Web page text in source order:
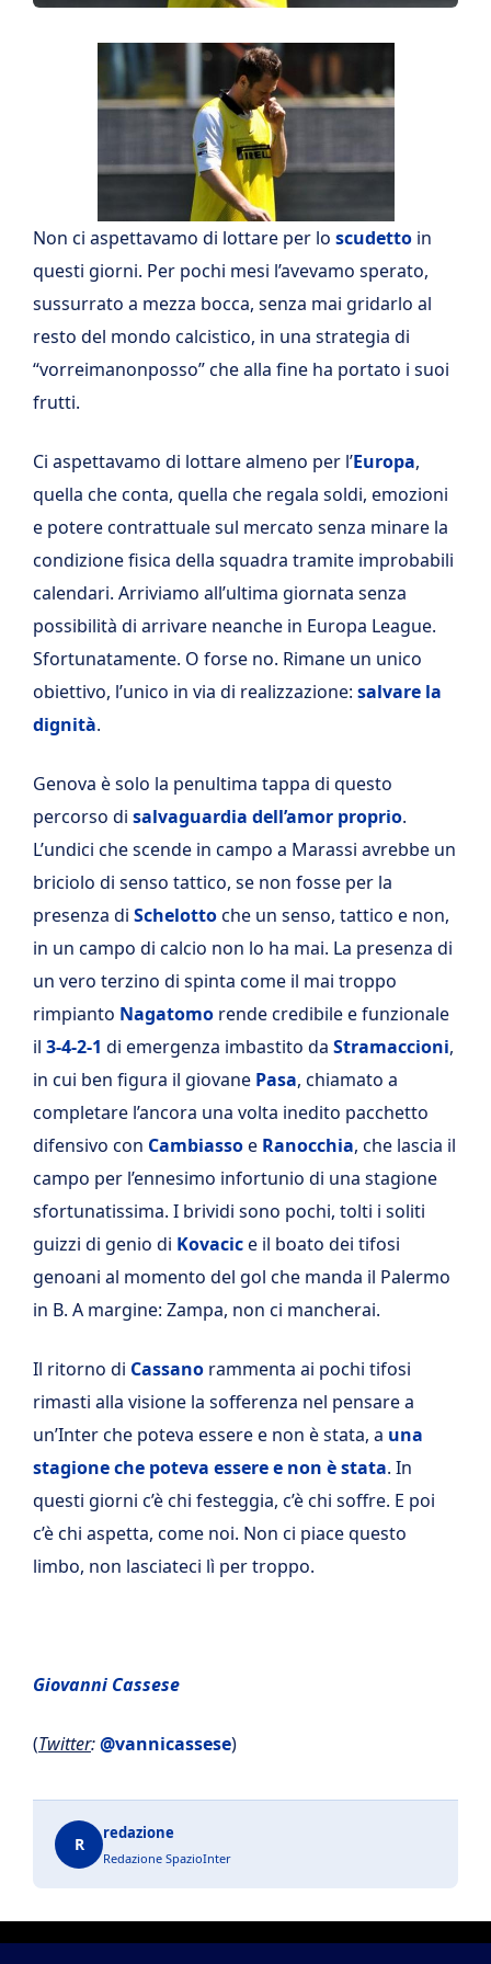
Non ci aspettavamo di lottare per lo scudetto in
questi giorni. Per pochi mesi l’avevamo sperato,
sussurrato a mezza bocca, senza mai gridarlo al
resto del mondo calcistico, in una strategia di
“vorreimanonposso” che alla fine ha portato i suoi
frutti.
Ci aspettavamo di lottare almeno per l’Europa,
quella che conta, quella che regala soldi, emozioni
e potere contrattuale sul mercato senza minare la
condizione fisica della squadra tramite improbabili
calendari. Arriviamo all’ultima giornata senza
possibilità di arrivare neanche in Europa League.
Sfortunatamente. O forse no. Rimane un unico
obiettivo, l’unico in via di realizzazione: salvare la
dignità.
Genova è solo la penultima tappa di questo
percorso di salvaguardia dell’amor proprio.
L’undici che scende in campo a Marassi avrebbe un
briciolo di senso tattico, se non fosse per la
presenza di Schelottoche un senso, tattico e non,
in un campo di calcio non lo ha mai. La presenza di
un vero terzino di spinta come il mai troppo
rimpianto Nagatomo rende credibile e funzionale
il 3-4-2-1 di emergenza imbastito da Stramaccioni,
in cui ben figura il giovane Pasa, chiamato a
completare l’ancora una volta inedito pacchetto
difensivo con Cambiassoe Ranocchia, che lascia il
campo per l’ennesimo infortunio di una stagione
sfortunatissima. I brividi sono pochi, tolti i soliti
guizzi di genio di Kovacice il boato dei tifosi
genoani al momento del gol che manda il Palermo
in B. A margine: Zampa, non ci mancherai.
Il ritorno di Cassano rammenta ai pochi tifosi
rimasti alla visione la sofferenza nel pensare a
un’Inter che poteva essere e non è stata, a una
stagione che poteva essere e non è stata. In
questi giorni c’è chi festeggia, c’è chi soffre. E poi
c’è chi aspetta, come noi. Non ci piace questo
limbo, non lasciateci lì per troppo.
Giovanni Cassese
(Twitter:@vannicassese)
R
redazione
Redazione SpazioInter